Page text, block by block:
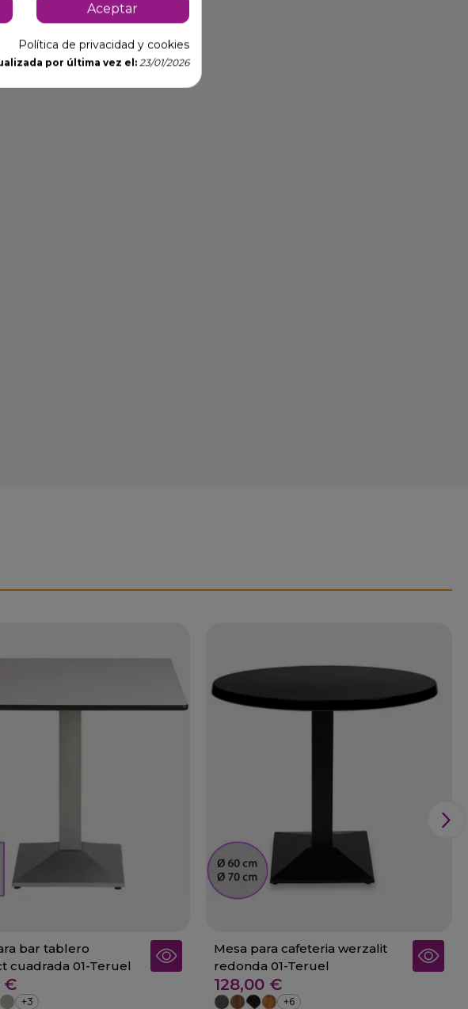
bar tablero
cuadrada 01-Teruel
€
+3
Mesa para cafeteria werzalit
redonda 01-Teruel
128,00 €
+6
Aceptar
Política de privacidad y cookies
por última vez el:23/01/2026